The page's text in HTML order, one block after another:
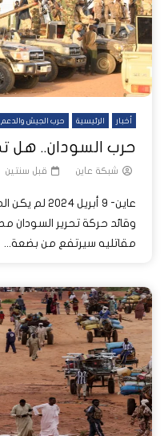
أخبار الرئيسية حرب الجيش والدعم
حرب السودان.. هل
شبكة عاين قبل سنتين
عاين- 9
وقائد حركة تحرير
مقاتليه سيرتفع من بضعة...